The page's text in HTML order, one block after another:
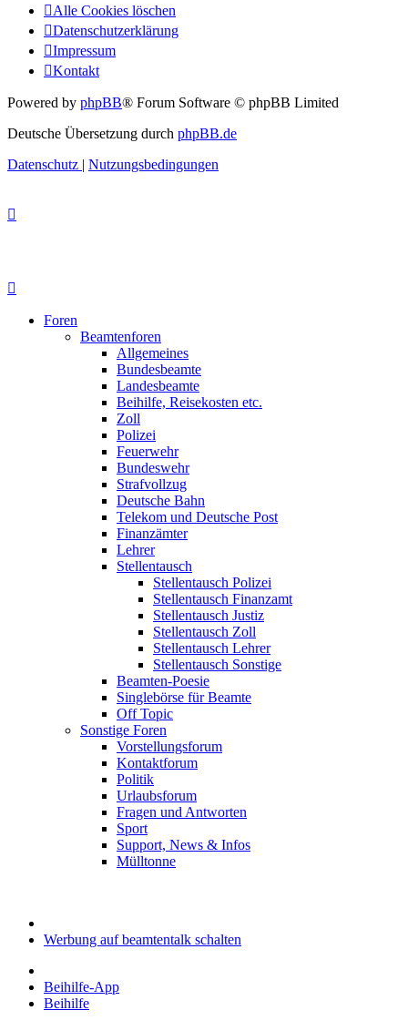
Alle Cookies löschen
Datenschutzerklärung
Impressum
Kontakt
Powered by phpBB® Forum Software © phpBB Limited
Deutsche Übersetzung durch phpBB.de
Datenschutz | Nutzungsbedingungen
Foren
Beamtenforen
Allgemeines
Bundesbeamte
Landesbeamte
Beihilfe, Reisekosten etc.
Zoll
Polizei
Feuerwehr
Bundeswehr
Strafvollzug
Deutsche Bahn
Telekom und Deutsche Post
Finanzämter
Lehrer
Stellentausch
Stellentausch Polizei
Stellentausch Finanzamt
Stellentausch Justiz
Stellentausch Zoll
Stellentausch Lehrer
Stellentausch Sonstige
Beamten-Poesie
Singlebörse für Beamte
Off Topic
Sonstige Foren
Vorstellungsforum
Kontaktforum
Politik
Urlaubsforum
Fragen und Antworten
Sport
Support, News & Infos
Mülltonne
Werbung auf beamtentalk schalten
Beihilfe-App
Beihilfe